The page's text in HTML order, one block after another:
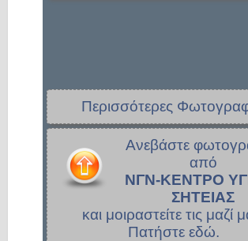
Περισσότερες
Ανεβάστε
από
ΝΓΝ-ΚΕΝΤΡΟ
ΣΗΤΕΙΑΣ
και μοιραστείτε τις μαζί
Πατήστε εδώ.